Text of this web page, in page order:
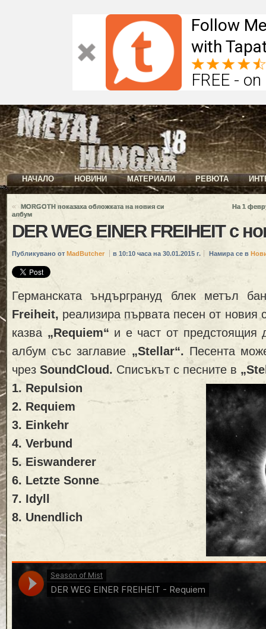
Follow
with
FREE -
НАЧАЛО НОВИНИ МАТЕРИАЛИ РЕВЮТА
«
MORGOTH показаха обложката на новия си
албум
На 1
DER WEG EINER FREIHEIT с
Публикувано от MadButcher в 10:10 часа на 30.01.2015 г. Намира се в
Германската ъндъргрануд блек метъл
Freiheit, реализира първата песен от новия
казва „Requiem“ и е част от предстоящия
албум със заглавие „Stellar“. Песента
чрез SoundCloud. Списъкът с песните в
1. Repulsion
2. Requiem
3. Einkehr
4. Verbund
5. Eiswanderer
6. Letzte Sonne
7. Idyll
8. Unendlich